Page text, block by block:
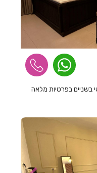
בשניים בפרטיות מלאה